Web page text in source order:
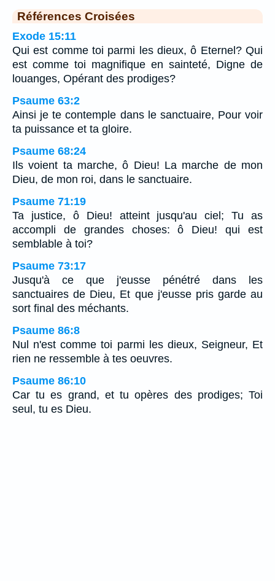
Références Croisées
Exode 15:11
Qui est comme toi parmi les dieux, ô Eternel? Qui
est comme toi magnifique en sainteté, Digne de
louanges, Opérant des prodiges?
Psaume 63:2
Ainsi je te contemple dans le sanctuaire, Pour voir
ta puissance et ta gloire.
Psaume 68:24
Ils voient ta marche, ô Dieu! La marche de mon
Dieu, de mon roi, dans le sanctuaire.
Psaume 71:19
Ta justice, ô Dieu! atteint jusqu'au ciel; Tu as
accompli de grandes choses: ô Dieu! qui est
semblable à toi?
Psaume 73:17
Jusqu'à ce que j'eusse pénétré dans les
sanctuaires de Dieu, Et que j'eusse pris garde au
sort final des méchants.
Psaume 86:8
Nul n'est comme toi parmi les dieux, Seigneur, Et
rien ne ressemble à tes oeuvres.
Psaume 86:10
Car tu es grand, et tu opères des prodiges; Toi
seul, tu es Dieu.